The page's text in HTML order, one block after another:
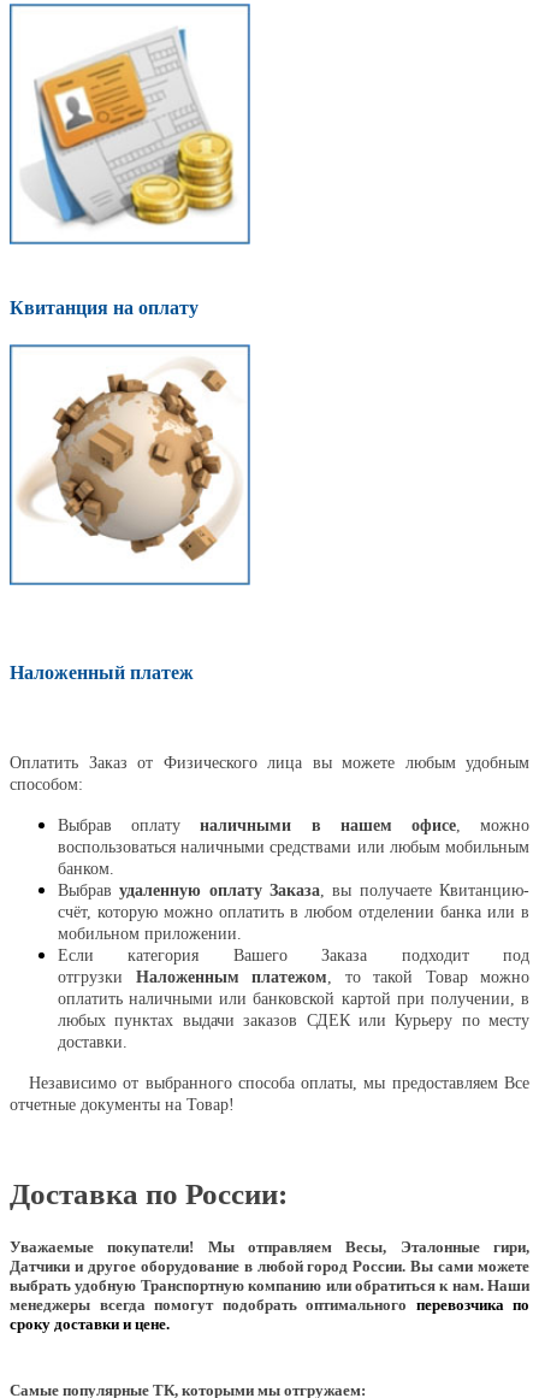
Квитанция на оплату
Наложенный платеж
Оплатить Заказ от Физического лица вы можете любым удобным
способом:
Выбрав оплатуналичными в нашем офисе, можно
воспользоваться наличными средствами или любым мобильным
банком.
Выбравудаленную оплату Заказа , вы получаете Квитанцию-
счёт, которую можно оплатить в любом отделении банка или в
мобильном приложении.
Если категория Вашего Заказа подходит под
отгрузки Наложенным платежом , то такой Товар можно
оплатить наличными или банковской картой при получении, в
любых пунктах выдачи заказов СДЕК или Курьеру по месту
доставки.
Независимо от выбранного способа оплаты, мы предоставляем Все
отчетные документы на Товар!
Доставка по России:
Уважаемые покупатели! Мы отправляем Весы, Эталонные гири,
Датчики и другое оборудование в любой город России. Вы сами можете
выбрать удобную Транспортную компанию или обратиться к нам. Наши
менеджеры всегда помогут подобрать оптимального перевозчика по
сроку доставки и цене.
Самые популярные ТК, которыми мы отгружаем: